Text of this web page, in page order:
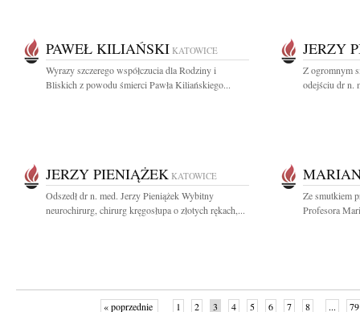
PAWEŁ KILIAŃSKI KATOWICE
Wyrazy szczerego współczucia dla Rodziny i
Bliskich z powodu śmierci Pawła Kiliańskiego...
JERZY
Z ogromnym
odejściu dr n.
JERZY PIENIĄŻEK KATOWICE
Odszedł dr n. med. Jerzy Pieniążek Wybitny
neurochirurg, chirurg kręgosłupa o złotych rękach,...
Ze smutkiem
Profesora
« poprzednie 1 2 3 4 5 6 7 8 ... 79